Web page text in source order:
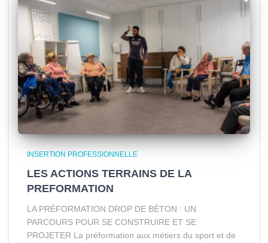
INSERTION PROFESSIONNELLE
LES ACTIONS TERRAINS DE LA
PREFORMATION
LA PRÉFORMATION DROP DE BÉTON : UN
PARCOURS POUR SE CONSTRUIRE ET SE
PROJETER La préformation aux métiers du sport et de